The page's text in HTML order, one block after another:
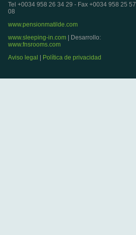
Tel +0034 958 26 34 29 - Fax +0034 958 25 57
08
www.pensionmatilde.com
www.sleeping-in.com| Desarrollo:
www.fnsrooms.com
Aviso legal
Política de privacidad